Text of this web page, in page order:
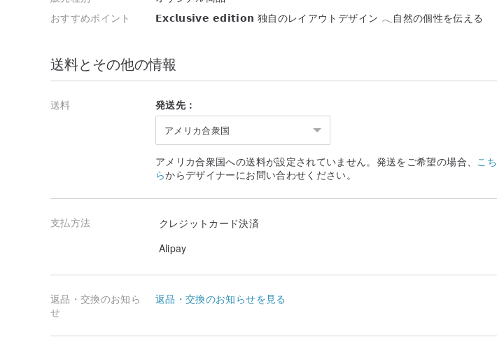
おすすめポイント
𝗘𝘅𝗰𝗹𝘂𝘀𝗶𝘃𝗲 𝗲𝗱𝗶𝘁𝗶𝗼𝗻 独自のレイアウトデザイン 𓂃自然の個性を伝える
送料とその他の情報
送料 発送先：
アメリカ合衆国
アメリカ合衆国への送料が設定されていません。発送をご希望の場合、 こち
らからデザイナーにお問い合わせください。
支払方法
クレジットカード決済
Alipay
返品・交換のお知ら
せ
返品・交換のお知らせを見る